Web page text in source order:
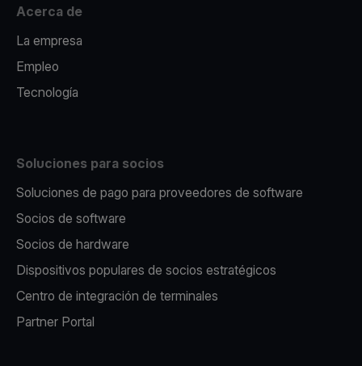
Acerca de
La empresa
Empleo
Tecnología
Soluciones para socios
Soluciones de pago para proveedores de software
Socios de software
Socios de hardware
Dispositivos populares de socios estratégicos
Centro de integración de terminales
Partner Portal